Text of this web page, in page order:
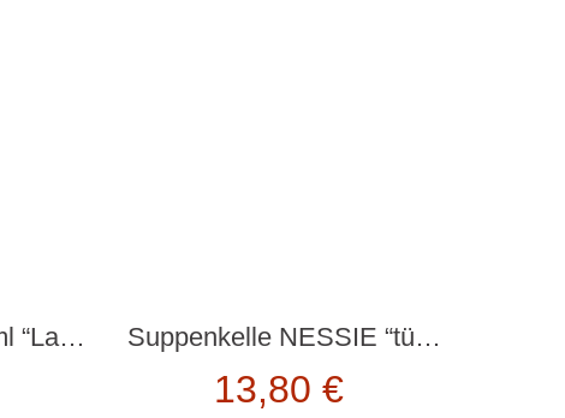
Henkelbecher 350ml “La Majorelle” pink von PiP Studio Suppenkelle NESSIE “türkis”von OTOTO Design
13,80 €